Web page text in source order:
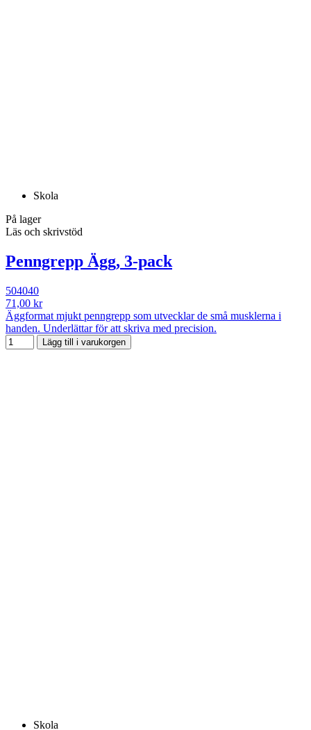
Skola
På lager
Läs och skrivstöd
Penngrepp Ägg, 3-pack
504040
71,00 kr
Äggformat mjukt penngrepp som utvecklar de små musklerna i
handen. Underlättar för att skriva med precision.
Lägg till i varukorgen
Skola